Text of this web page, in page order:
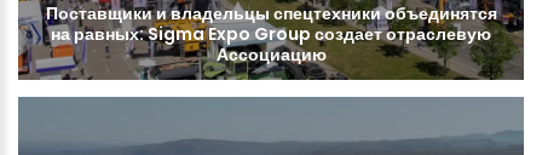
Поставщикиивладельцыспецтехникиобъединятся
наравных:SigmaExpoGroup создаетотраслевую
Ассоциацию